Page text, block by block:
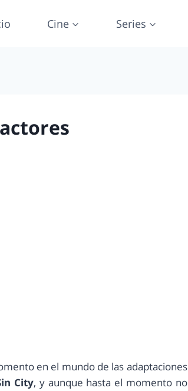
Cine Series
en el mundo de las adaptaciones
City, y aunque hasta el momento no